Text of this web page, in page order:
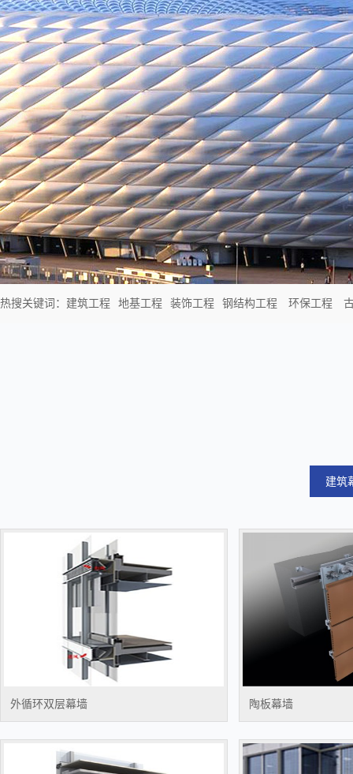
热搜关键词： 建筑工程 地基工程 装饰工程 钢结构工程 环保工程
建筑
外循环双层幕墙 陶板幕墙